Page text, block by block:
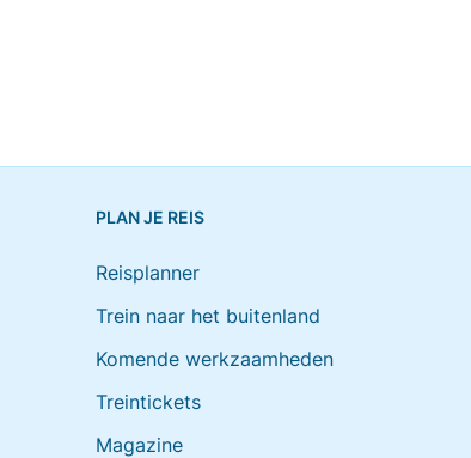
PLAN JE REIS
Reisplanner
Trein naar het buitenland
Komende werkzaamheden
Treintickets
Magazine